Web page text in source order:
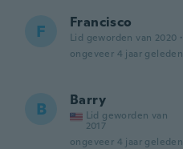
F Francisco
Lid geworden van 2020 ·
ongeveer 4 jaar geleden
B Barry
Lid geworden van
2017
ongeveer 4 jaar geleden